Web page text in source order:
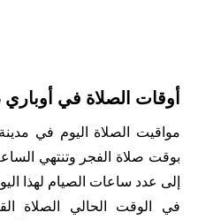
أوقات الصلاة في أوباري ،
مواقيت الصلاة اليوم في
بوقت صلاة الفجر وتنتهي
إلى عدد ساعات الصيام لهذا اليوم فأنها 14
في الوقت الحالي الصلاة